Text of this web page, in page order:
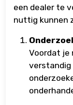
een dealer te
nuttig kunnen
Voordat je
verstandig